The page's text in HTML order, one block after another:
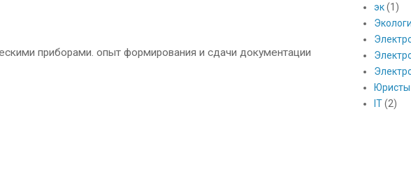
приборами. опыт формирования и сдачи документации
эк (1)
Юристы
IT (2)